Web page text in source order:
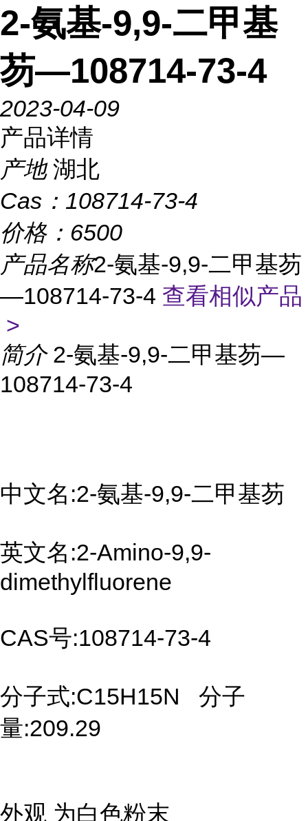
2-氨基-9,9-二甲基
芴—108714-73-4
2023-04-09
产品详情
产地 湖北
Cas： 108714-73-4
价格： 6500
产品名称2-氨基-9,9-二甲基芴
—108714-73-4 查看相似产品
>
简介 2-氨基-9,9-二甲基芴—
108714-73-4
中文名:2-氨基-9,9-二甲基芴
英文名:2-Amino-9,9-
dimethylfluorene
CAS号:108714-73-4
分子式:C15H15N 分子
量:209.29
外观 为白色粉末